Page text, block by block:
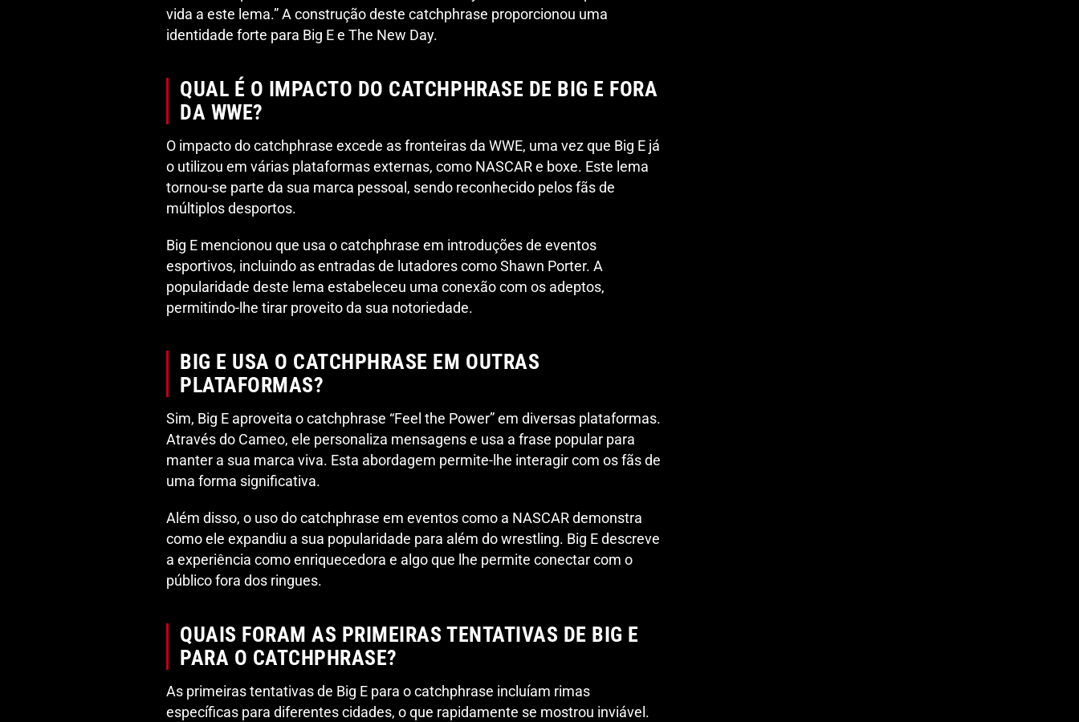
vida a este lema.” A construção deste catchphrase proporcionou uma
identidade forte para Big E e The New Day.
QUAL É O IMPACTO DO CATCHPHRASE DE BIG E FORA
DA WWE?
O impacto do catchphrase excede as fronteiras da WWE, uma vez que Big E já
o utilizou em várias plataformas externas, como NASCAR e boxe. Este lema
tornou-se parte da sua marca pessoal, sendo reconhecido pelos fãs de
múltiplos desportos.
Big E mencionou que usa o catchphrase em introduções de eventos
esportivos, incluindo as entradas de lutadores como Shawn Porter. A
popularidade deste lema estabeleceu uma conexão com os adeptos,
permitindo-lhe tirar proveito da sua notoriedade.
BIG E USA O CATCHPHRASE EM OUTRAS
PLATAFORMAS?
Sim, Big E aproveita o catchphrase “Feel the Power” em diversas plataformas.
Através do Cameo, ele personaliza mensagens e usa a frase popular para
manter a sua marca viva. Esta abordagem permite-lhe interagir com os fãs de
uma forma significativa.
Além disso, o uso do catchphrase em eventos como a NASCAR demonstra
como ele expandiu a sua popularidade para além do wrestling. Big E descreve
a experiência como enriquecedora e algo que lhe permite conectar com o
público fora dos ringues.
QUAIS FORAM AS PRIMEIRAS TENTATIVAS DE BIG E
PARA O CATCHPHRASE?
As primeiras tentativas de Big E para o catchphrase incluíam rimas
específicas para diferentes cidades, o que rapidamente se mostrou inviável.